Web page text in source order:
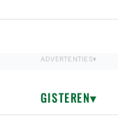
GISTEREN